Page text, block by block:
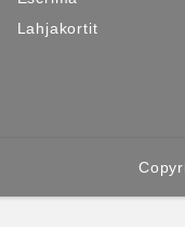
Lahjakortit